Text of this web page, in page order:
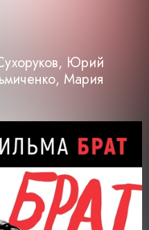
Юрий
Мария